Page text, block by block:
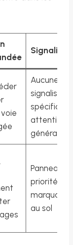
Aucune
spécifique,
attention
générale
Panneaux
priorité,
marquages
au sol